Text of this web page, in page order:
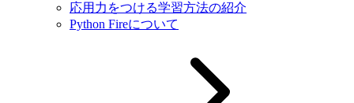
応用力をつける学習方法の紹介
Python Fireについて